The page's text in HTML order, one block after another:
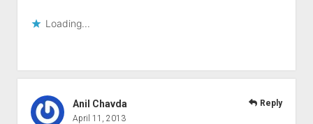
Loading...
Anil Chavda
April 11, 2013
Reply